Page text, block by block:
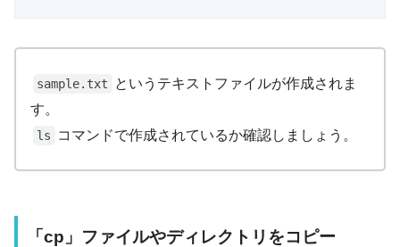
sample.txt
というテキストファイルが作成されま
す。
ls コマンドで作成されているか確認しましょう。
「cp」ファイルやディレクトリをコピー